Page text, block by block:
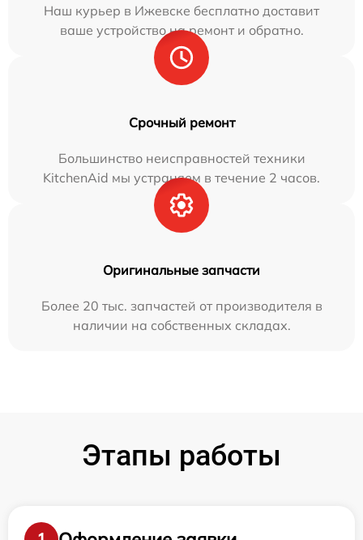
Наш курьер в Ижевске бесплатно доставит
ваше устройство на ремонт и обратно.
Срочный ремонт
Большинство неисправностей техники
KitchenAid мы устраняем в течение 2 часов.
Оригинальные запчасти
Более 20 тыс. запчастей от производителя в
наличии на собственных складах.
Этапы работы